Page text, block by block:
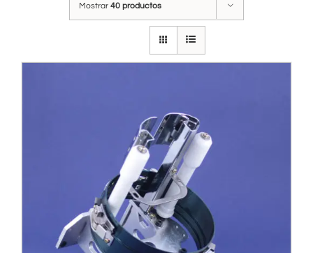
Mostrar 40 productos